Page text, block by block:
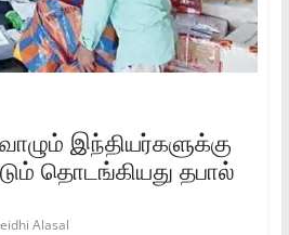
இந்தியர்களுக்கு
தொடங்கியது தபால்
Alasal